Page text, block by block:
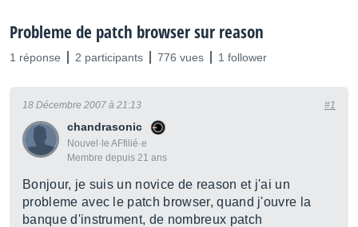
Probleme de patch browser sur reason
1 réponse 2 participants 776 vues 1 follower
chandrasonic
Nouvel·le AFfilié·e
Membre depuis 21 ans
18 Décembre 2007 à 21:13 #1
Bonjour, je suis un novice de reason et j'ai un
probleme avec le patch browser, quand j'ouvre la
banque d'instrument, de nombreux patch